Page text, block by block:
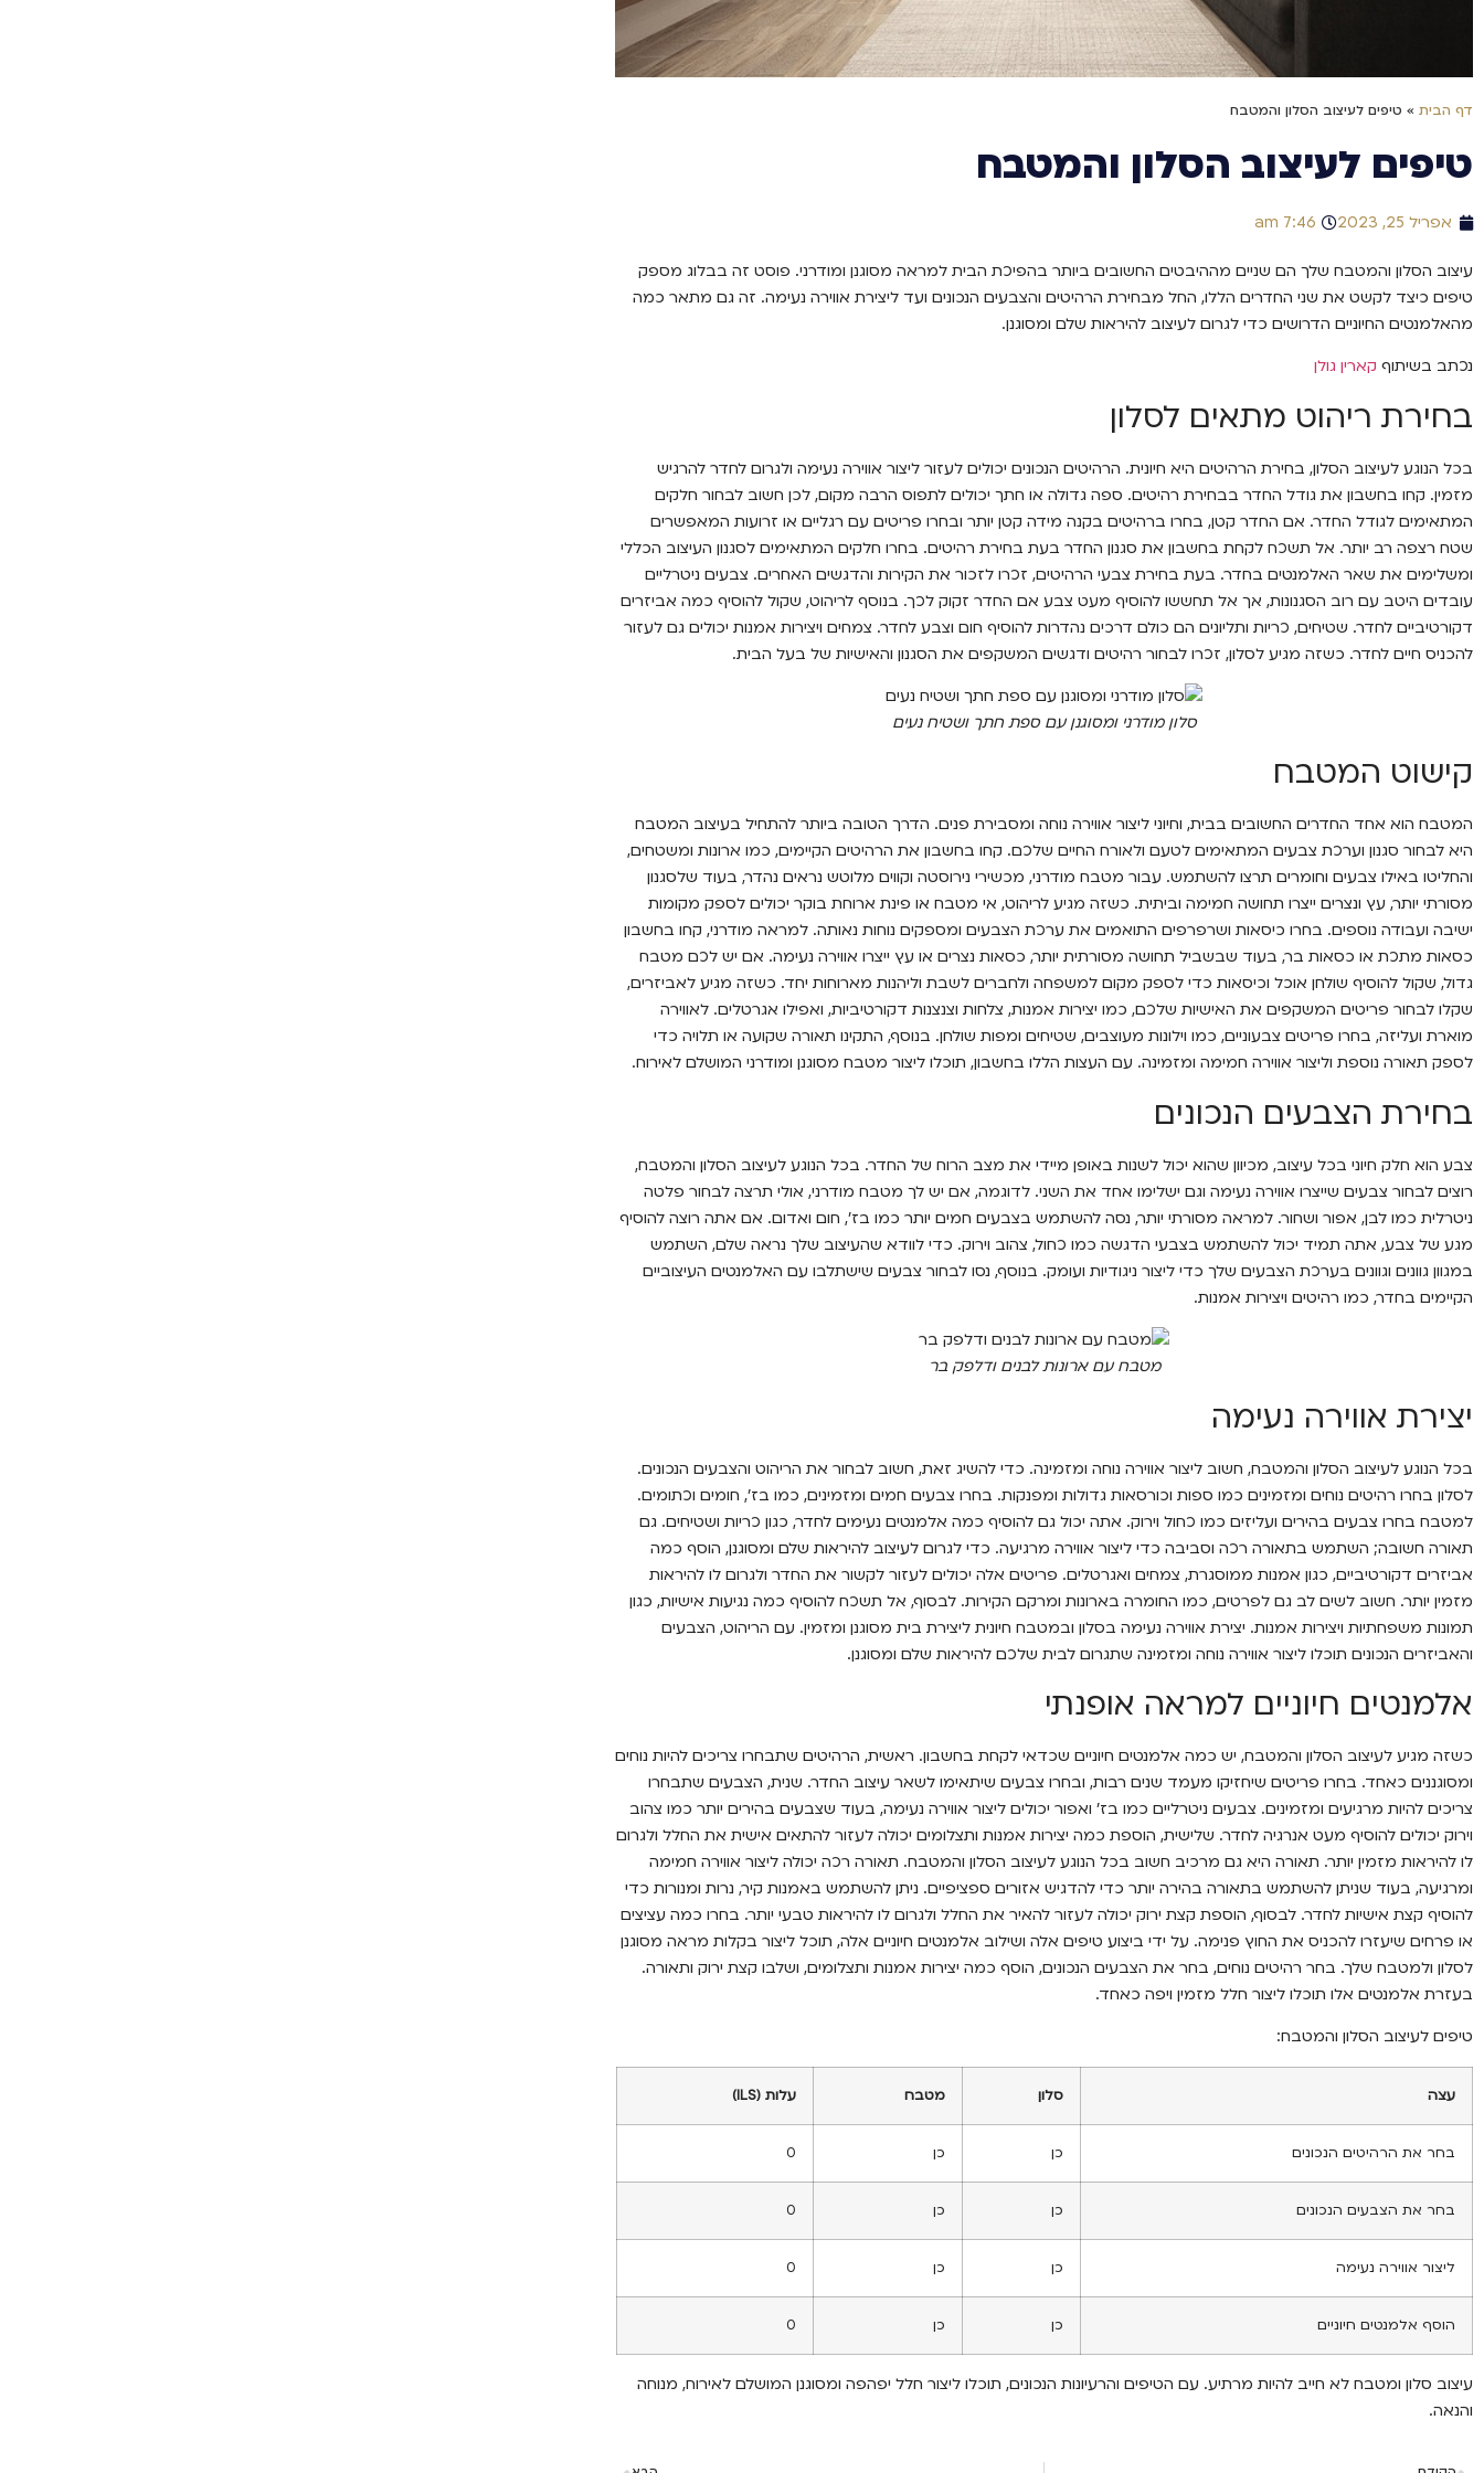
דף הבית » טיפים לעיצוב הסלון והמטבח
טיפים לעיצוב הסלון והמטבח
אפריל 25, 2023 7:46 am
עיצוב הסלון והמטבח שלך הם שניים מההיבטים החשובים ביותר בהפיכת הבית למראה מסוגנן ומודרני. פוסט זה בבלוג מספק
טיפים כיצד לקשט את שני החדרים הללו, החל מבחירת הרהיטים והצבעים הנכונים ועד ליצירת אווירה נעימה. זה גם מתאר כמה
מהאלמנטים החיוניים הדרושים כדי לגרום לעיצוב להיראות שלם ומסוגנן.
נכתב בשיתוף קארין גולן
בחירת ריהוט מתאים לסלון
בכל הנוגע לעיצוב הסלון, בחירת הרהיטים היא חיונית. הרהיטים הנכונים יכולים לעזור ליצור אווירה נעימה ולגרום לחדר להרגיש
מזמין. קחו בחשבון את גודל החדר בבחירת רהיטים. ספה גדולה או חתך יכולים לתפוס הרבה מקום, לכן חשוב לבחור חלקים
המתאימים לגודל החדר. אם החדר קטן, בחרו ברהיטים בקנה מידה קטן יותר ובחרו פריטים עם רגליים או זרועות המאפשרים
שטח רצפה רב יותר. אל תשכח לקחת בחשבון את סגנון החדר בעת בחירת רהיטים. בחרו חלקים המתאימים לסגנון העיצוב הכללי
ומשלימים את שאר האלמנטים בחדר. בעת בחירת צבעי הרהיטים, זכרו לזכור את הקירות והדגשים האחרים. צבעים ניטרליים
עובדים היטב עם רוב הסגנונות, אך אל תחששו להוסיף מעט צבע אם החדר זקוק לכך. בנוסף לריהוט, שקול להוסיף כמה אביזרים
דקורטיביים לחדר. שטיחים, כריות ותליונים הם כולם דרכים נהדרות להוסיף חום וצבע לחדר. צמחים ויצירות אמנות יכולים גם לעזור
להכניס חיים לחדר. כשזה מגיע לסלון, זכרו לבחור רהיטים ודגשים המשקפים את הסגנון והאישיות של בעל הבית.
סלון מודרני ומסוגנן עם ספת חתך ושטיח נעים
קישוט המטבח
המטבח הוא אחד החדרים החשובים בבית, וחיוני ליצור אווירה נוחה ומסבירת פנים. הדרך הטובה ביותר להתחיל בעיצוב המטבח
היא לבחור סגנון וערכת צבעים המתאימים לטעם ולאורח החיים שלכם. קחו בחשבון את הרהיטים הקיימים, כמו ארונות ומשטחים,
והחליטו באילו צבעים וחומרים תרצו להשתמש. עבור מטבח מודרני, מכשירי נירוסטה וקווים מלוטש נראים נהדר, בעוד שלסגנון
מסורתי יותר, עץ ונצרים ייצרו תחושה חמימה וביתית. כשזה מגיע לריהוט, אי מטבח או פינת ארוחת בוקר יכולים לספק מקומות
ישיבה ועבודה נוספים. בחרו כיסאות ושרפרפים התואמים את ערכת הצבעים ומספקים נוחות נאותה. למראה מודרני, קחו בחשבון
כסאות מתכת או כסאות בר, בעוד שבשביל תחושה מסורתית יותר, כסאות נצרים או עץ ייצרו אווירה נעימה. אם יש לכם מטבח
גדול, שקול להוסיף שולחן אוכל וכיסאות כדי לספק מקום למשפחה ולחברים לשבת וליהנות מארוחות יחד. כשזה מגיע לאביזרים,
שקלו לבחור פריטים המשקפים את האישיות שלכם, כמו יצירות אמנות, צלחות וצנצנות דקורטיביות, ואפילו אגרטלים. לאווירה
מוארת ועליזה, בחרו פריטים צבעוניים, כמו וילונות מעוצבים, שטיחים ומפות שולחן. בנוסף, התקינו תאורה שקועה או תלויה כדי
לספק תאורה נוספת וליצור אווירה חמימה ומזמינה. עם העצות הללו בחשבון, תוכלו ליצור מטבח מסוגנן ומודרני המושלם לאירוח.
בחירת הצבעים הנכונים
צבע הוא חלק חיוני בכל עיצוב, מכיוון שהוא יכול לשנות באופן מיידי את מצב הרוח של החדר. בכל הנוגע לעיצוב הסלון והמטבח,
רוצים לבחור צבעים שייצרו אווירה נעימה וגם ישלימו אחד את השני. לדוגמה, אם יש לך מטבח מודרני, אולי תרצה לבחור פלטה
ניטרלית כמו לבן, אפור ושחור. למראה מסורתי יותר, נסה להשתמש בצבעים חמים יותר כמו בז', חום ואדום. אם אתה רוצה להוסיף
מגע של צבע, אתה תמיד יכול להשתמש בצבעי הדגשה כמו כחול, צהוב וירוק. כדי לוודא שהעיצוב שלך נראה שלם, השתמש
במגוון גוונים וגוונים בערכת הצבעים שלך כדי ליצור ניגודיות ועומק. בנוסף, נסו לבחור צבעים שישתלבו עם האלמנטים העיצוביים
הקיימים בחדר, כמו רהיטים ויצירות אמנות.
מטבח עם ארונות לבנים ודלפק בר
יצירת אווירה נעימה
בכל הנוגע לעיצוב הסלון והמטבח, חשוב ליצור אווירה נוחה ומזמינה. כדי להשיג זאת, חשוב לבחור את הריהוט והצבעים הנכונים.
לסלון בחרו רהיטים נוחים ומזמינים כמו ספות וכורסאות גדולות ומפנקות. בחרו צבעים חמים ומזמינים, כמו בז', חומים וכתומים.
למטבח בחרו צבעים בהירים ועליזים כמו כחול וירוק. אתה יכול גם להוסיף כמה אלמנטים נעימים לחדר, כגון כריות ושטיחים. גם
תאורה חשובה; השתמש בתאורה רכה וסביבה כדי ליצור אווירה מרגיעה. כדי לגרום לעיצוב להיראות שלם ומסוגנן, הוסף כמה
אביזרים דקורטיביים, כגון אמנות ממוסגרת, צמחים ואגרטלים. פריטים אלה יכולים לעזור לקשור את החדר ולגרום לו להיראות
מזמין יותר. חשוב לשים לב גם לפרטים, כמו החומרה בארונות ומרקם הקירות. לבסוף, אל תשכח להוסיף כמה נגיעות אישיות, כגון
תמונות משפחתיות ויצירות אמנות. יצירת אווירה נעימה בסלון ובמטבח חיונית ליצירת בית מסוגנן ומזמין. עם הריהוט, הצבעים
והאביזרים הנכונים תוכלו ליצור אווירה נוחה ומזמינה שתגרום לבית שלכם להיראות שלם ומסוגנן.
אלמנטים חיוניים למראה אופנתי
כשזה מגיע לעיצוב הסלון והמטבח, יש כמה אלמנטים חיוניים שכדאי לקחת בחשבון. ראשית, הרהיטים שתבחרו צריכים להיות נוחים
ומסוגננים כאחד. בחרו פריטים שיחזיקו מעמד שנים רבות, ובחרו צבעים שיתאימו לשאר עיצוב החדר. שנית, הצבעים שתבחרו
צריכים להיות מרגיעים ומזמינים. צבעים ניטרליים כמו בז' ואפור יכולים ליצור אווירה נעימה, בעוד שצבעים בהירים יותר כמו צהוב
וירוק יכולים להוסיף מעט אנרגיה לחדר. שלישית, הוספת כמה יצירות אמנות ותצלומים יכולה לעזור להתאים אישית את החלל ולגרום
לו להיראות מזמין יותר. תאורה היא גם מרכיב חשוב בכל הנוגע לעיצוב הסלון והמטבח. תאורה רכה יכולה ליצור אווירה חמימה
ומרגיעה, בעוד שניתן להשתמש בתאורה בהירה יותר כדי להדגיש אזורים ספציפיים. ניתן להשתמש באמנות קיר, נרות ומנורות כדי
להוסיף קצת אישיות לחדר. לבסוף, הוספת קצת ירוק יכולה לעזור להאיר את החלל ולגרום לו להיראות טבעי יותר. בחרו כמה עציצים
או פרחים שיעזרו להכניס את החוץ פנימה. על ידי ביצוע טיפים אלה ושילוב אלמנטים חיוניים אלה, תוכל ליצור בקלות מראה מסוגנן
לסלון ולמטבח שלך. בחר רהיטים נוחים, בחר את הצבעים הנכונים, הוסף כמה יצירות אמנות ותצלומים, ושלבו קצת ירוק ותאורה.
בעזרת אלמנטים אלו תוכלו ליצור חלל מזמין ויפה כאחד.
טיפים לעיצוב הסלון והמטבח:
עצה סלון מטבח עלות (ILS)
בחר את הרהיטים הנכונים כן כן 0
בחר את הצבעים הנכונים כן כן 0
ליצור אווירה נעימה כן כן 0
הוסף אלמנטים חיוניים כן כן 0
עיצוב סלון ומטבח לא חייב להיות מרתיע. עם הטיפים והרעיונות הנכונים, תוכלו ליצור חלל יפהפה ומסוגנן המושלם לאירוח, מנוחה
והנאה.